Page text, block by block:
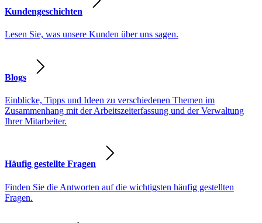
Kundengeschichten
Lesen Sie, was unsere Kunden über uns sagen.
Blogs
Einblicke, Tipps und Ideen zu verschiedenen Themen im
Zusammenhang mit der Arbeitszeiterfassung und der Verwaltung
Ihrer Mitarbeiter.
Häufig gestellte Fragen
Finden Sie die Antworten auf die wichtigsten häufig gestellten
Fragen.